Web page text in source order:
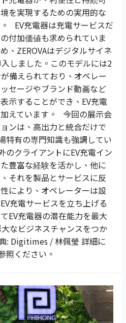
を実現するための実用的な
EV充電器は充電サービスだ
付加価値も求められていま
、ZEROVAはデジタルサイネ
しました。このモデルには2
備えられており、オペレー
セージやブランド動画など
示することができ、EV充電
えています。 今回の展示会
ンは、高出力と統合だけで
特有の専門知識も強調してい
のクライアントにEV充電イン
豊富な経験を活かし、他に
それを製品とサービスに反
により、オペレーターは設
充電サービスを立ち上げる
EV充電器の潜在能力を最大
なビジネスチャンスをつか
: Digitimes / 林佩瑩 詳細に
照ください。